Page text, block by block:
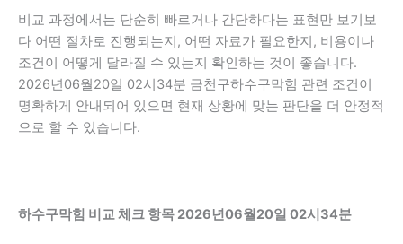
비교 과정에서는 단순히 빠르거나 간단하다는 표현만 보기보
다 어떤 절차로 진행되는지, 어떤 자료가 필요한지, 비용이나
조건이 어떻게 달라질 수 있는지 확인하는 것이 좋습니다.
2026년06월20일 02시34분 금천구하수구막힘 관련 조건이
명확하게 안내되어 있으면 현재 상황에 맞는 판단을 더 안정적
으로 할 수 있습니다.
하수구막힘 비교 체크 항목 2026년06월20일 02시34분